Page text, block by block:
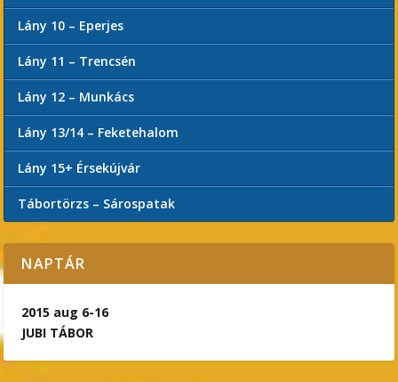
Lány 10 – Eperjes
Lány 11 – Trencsén
Lány 12 – Munkács
Lány 13/14 – Feketehalom
Lány 15+ Érsekújvár
Tábortörzs – Sárospatak
NAPTÁR
2015 aug 6-16
JUBI TÁBOR